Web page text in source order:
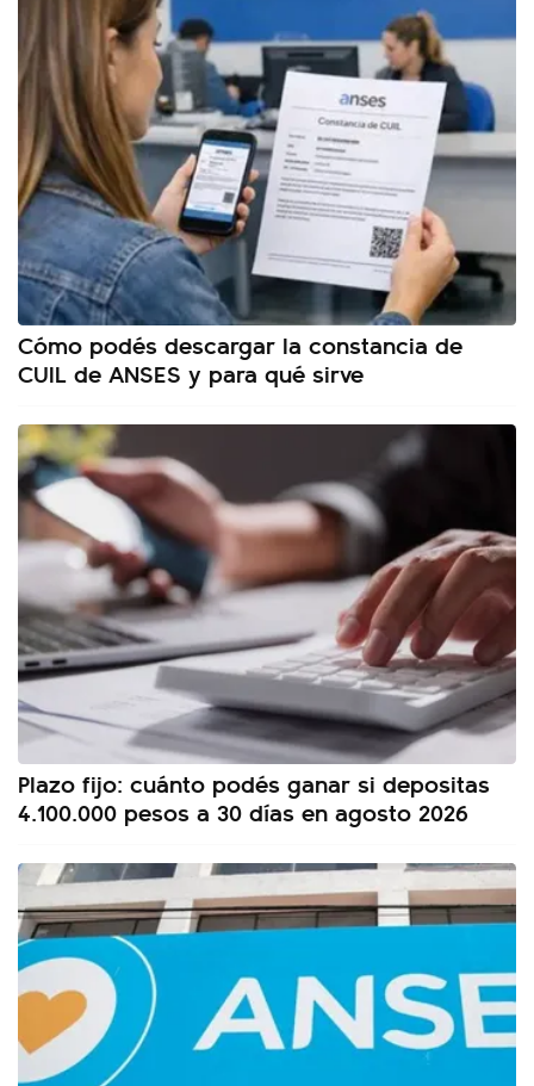
Cómo podés descargar la constancia de
CUIL de ANSES y para qué sirve
Plazo fijo: cuánto podés ganar si depositas
4.100.000 pesos a 30 días en agosto 2026